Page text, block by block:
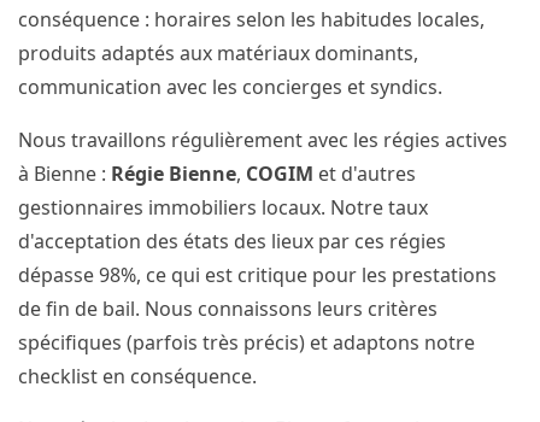
conséquence : horaires selon les habitudes locales,
produits adaptés aux matériaux dominants,
communication avec les concierges et syndics.
Nous travaillons régulièrement avec les régies actives
à Bienne : Régie Bienne, COGIM et d'autres
gestionnaires immobiliers locaux. Notre taux
d'acceptation des états des lieux par ces régies
dépasse 98%, ce qui est critique pour les prestations
de fin de bail. Nous connaissons leurs critères
spécifiques (parfois très précis) et adaptons notre
checklist en conséquence.